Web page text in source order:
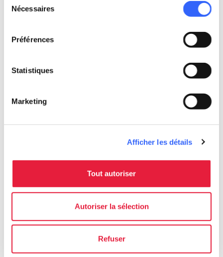
Nécessaires
Préférences
Statistiques
Marketing
Afficher les détails
Tout autoriser
Autoriser la sélection
Refuser
Difficile
Difficile
save_alt